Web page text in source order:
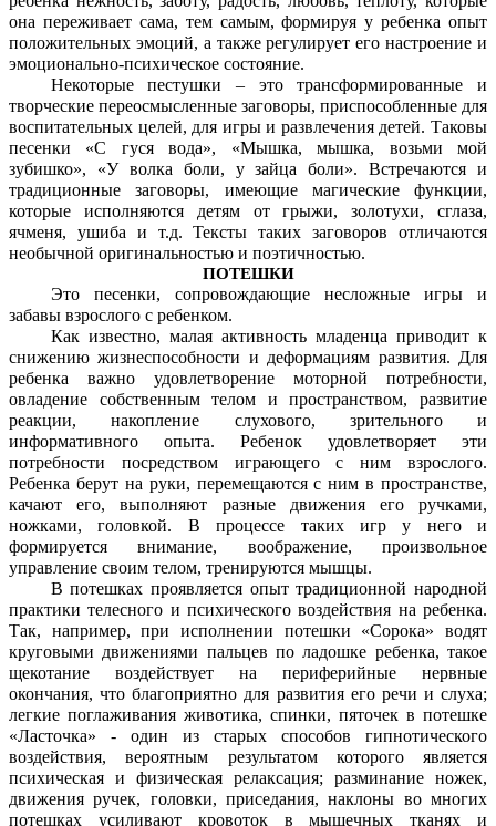
она переживает сама, тем самым, формируя у ребенка опыт
положительных эмоций, а также регулирует его настроение и
эмоционально-психическое состояние.
Некоторые пестушки – это трансформированные и
творческие переосмысленные заговоры, приспособленные для
воспитательных целей, для игры и развлечения детей. Таковы
песенки «С гуся вода», «Мышка, мышка, возьми мой
зубишко», «У волка боли, у зайца боли». Встречаются и
традиционные заговоры, имеющие магические функции,
которые исполняются детям от грыжи, золотухи, сглаза,
ячменя, ушиба и т.д. Тексты таких заговоров отличаются
необычной оригинальностью и поэтичностью.
ПОТЕШКИ
Это песенки, сопровождающие несложные игры и
забавы взрослого с ребенком.
Как известно, малая активность младенца приводит к
снижению жизнеспособности и деформациям развития. Для
ребенка важно удовлетворение моторной потребности,
овладение собственным телом и пространством, развитие
реакции, накопление слухового, зрительного и
информативного опыта. Ребенок удовлетворяет эти
потребности посредством играющего с ним взрослого.
Ребенка берут на руки, перемещаются с ним в пространстве,
качают его, выполняют разные движения его ручками,
ножками, головкой. В процессе таких игр у него и
формируется внимание, воображение, произвольное
управление своим телом, тренируются мышцы.
В потешках проявляется опыт традиционной народной
практики телесного и психического воздействия на ребенка.
Так, например, при исполнении потешки «Сорока» водят
круговыми движениями пальцев по ладошке ребенка, такое
щекотание воздействует на периферийные нервные
окончания, что благоприятно для развития его речи и слуха;
легкие поглаживания животика, спинки, пяточек в потешке
«Ласточка» - один из старых способов гипнотического
воздействия, вероятным результатом которого является
психическая и физическая релаксация; разминание ножек,
движения ручек, головки, приседания, наклоны во многих
потешках усиливают кровоток в мышечных тканях и